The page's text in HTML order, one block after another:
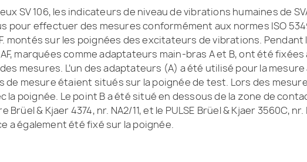
SV 106, les indicateurs de niveau de vibrations humaines de
pour effectuer des mesures conformément aux normes ISO
montés sur les poignées des excitateurs de vibrations.
marquées comme adaptateurs main-bras A et B, ont été
mesures. L’un des adaptateurs (A) a été utilisé pour la
de mesure étaient situés sur la poignée de test. Lors des
la poignée. Le point B a été situé en dessous de la zone de
& Kjaer 4374, nr. NA2/11, et le PULSE Brüel & Kjaer 3560C,
a également été fixé sur la poignée.